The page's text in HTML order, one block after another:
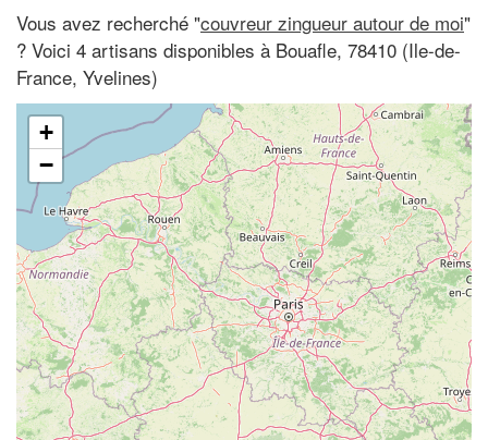
Vous avez recherché "couvreur zingueur autour de moi"
? Voici 4 artisans disponibles à Bouafle, 78410 (Ile-de-
France, Yvelines)
+
−